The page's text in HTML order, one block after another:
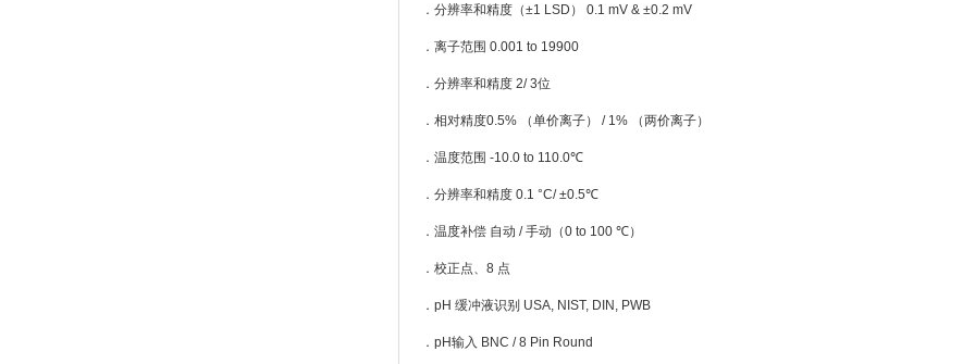
．分辨率和精度（±1 LSD） 0.1 mV & ±0.2 mV
．离子范围 0.001 to 19900
．分辨率和精度 2/ 3位
．相对精度0.5% （单价离子） / 1% （两价离子）
．温度范围 -10.0 to 110.0℃
．分辨率和精度 0.1 °C/ ±0.5℃
．温度补偿 自动 / 手动（0 to 100 ℃）
．校正点、8 点
．pH 缓冲液识别 USA, NIST, DIN, PWB
．pH输入 BNC / 8 Pin Round